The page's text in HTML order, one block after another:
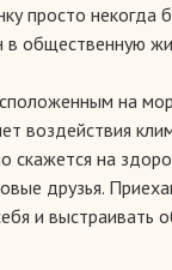
просто некогда
в общественную
на
воздействия
скажется на
друзья.
и